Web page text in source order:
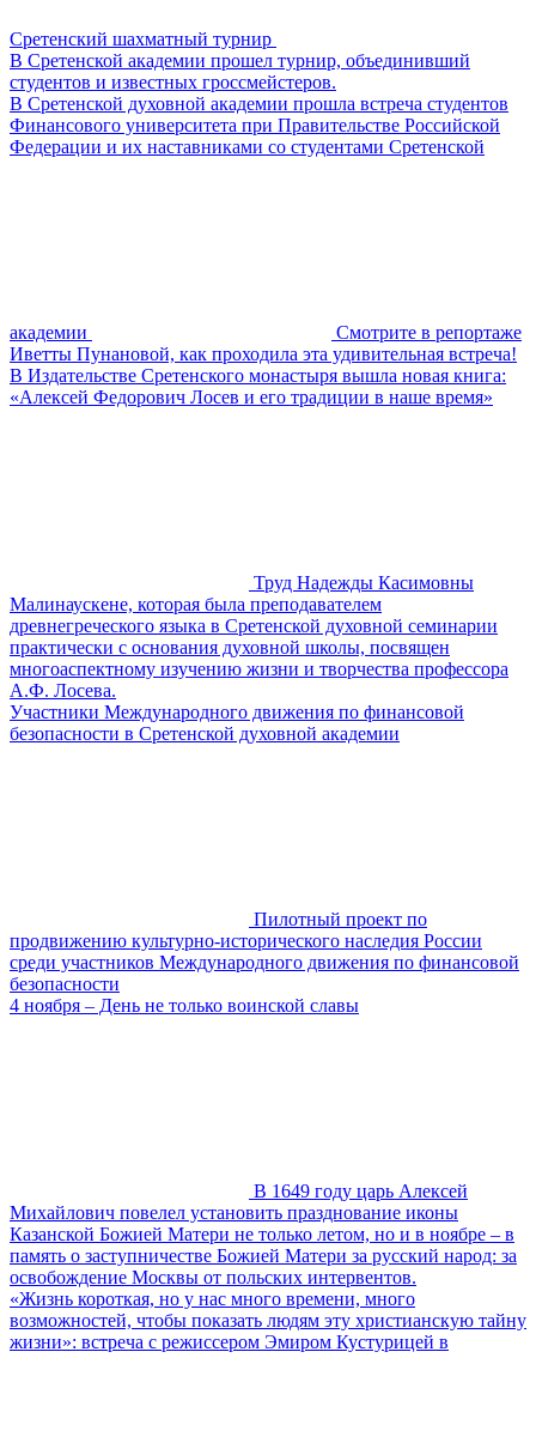
Сретенский шахматный турнир
В Сретенской академии прошел турнир, объединивший
студентов и известных гроссмейстеров.
В Сретенской духовной академии прошла встреча студентов
Финансового университета при Правительстве Российской
Федерации и их наставниками со студентами Сретенской
академии
Смотрите в репортаже
Иветты Пунановой, как проходила эта удивительная встреча!
В Издательстве Сретенского монастыря вышла новая книга:
«Алексей Федорович Лосев и его традиции в наше время»
Труд Надежды Касимовны
Малинаускене, которая была преподавателем
древнегреческого языка в Сретенской духовной семинарии
практически с основания духовной школы, посвящен
многоаспектному изучению жизни и творчества профессора
А.Ф. Лосева.
Участники Международного движения по финансовой
безопасности в Сретенской духовной академии
Пилотный проект по
продвижению культурно-исторического наследия России
среди участников Международного движения по финансовой
безопасности
4 ноября – День не только воинской славы
В 1649 году царь Алексей
Михайлович повелел установить празднование иконы
Казанской Божией Матери не только летом, но и в ноябре – в
память о заступничестве Божией Матери за русский народ: за
освобождение Москвы от польских интервентов.
«Жизнь короткая, но у нас много времени, много
возможностей, чтобы показать людям эту христианскую тайну
жизни»: встреча с режиссером Эмиром Кустурицей в